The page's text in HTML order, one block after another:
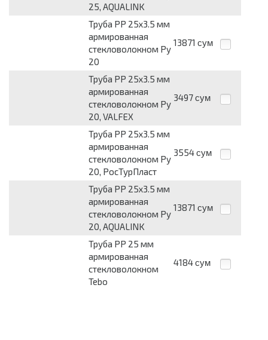
25, AQUALINK
Труба PP 25х3.5 мм
армированная
стекловолокном Ру
20
13871 сум
Труба PP 25х3.5 мм
армированная
стекловолокном Ру
20, VALFEX
3497 сум
Труба PP 25х3.5 мм
армированная
стекловолокном Ру
20, РосТурПласт
3554 сум
Труба PP 25х3.5 мм
армированная
стекловолокном Ру
20, AQUALINK
13871 сум
Труба PP 25 мм
армированная
стекловолокном
Tebo
4184 сум